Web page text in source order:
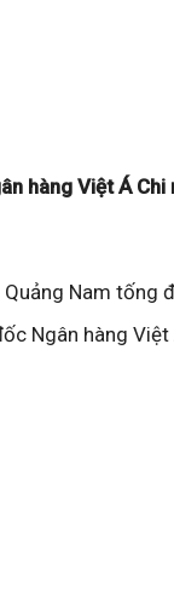
hàng Việt Á Chi
Nam tống
Ngân hàng Việt